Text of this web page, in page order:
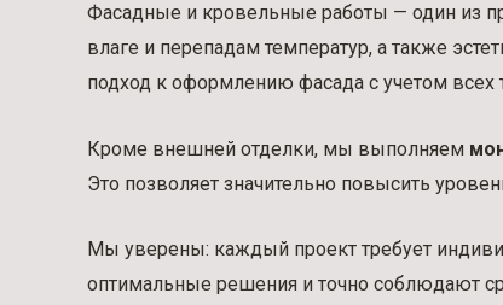
Фасадные и кровельные работы — один из
влаге и перепадам температур, а также
подход к оформлению фасада с учетом всех
Кроме внешней отделки, мы выполняем
Это позволяет значительно повысить
Мы уверены: каждый проект требует
оптимальные решения и точно соблюдают